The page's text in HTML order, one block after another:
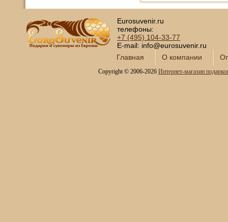
Eurosuvenir.ru
телефоны:
+7 (495) 104-33-77
E-mail: info@eurosuvenir.ru
Главная
О компании
Copyright © 2006-2026 Интернет-магазин